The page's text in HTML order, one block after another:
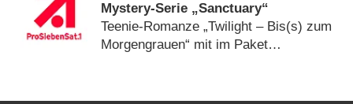
Mystery-Serie „Sanctuary“
Teenie-Romanze „Twilight – Bis(s) zum
Morgengrauen“ mit im Paket